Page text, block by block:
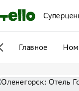
Главное